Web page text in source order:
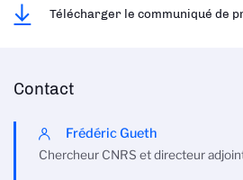
Télécharger le communiqué de
Contact
Frédéric Gueth
Chercheur CNRS et directeur